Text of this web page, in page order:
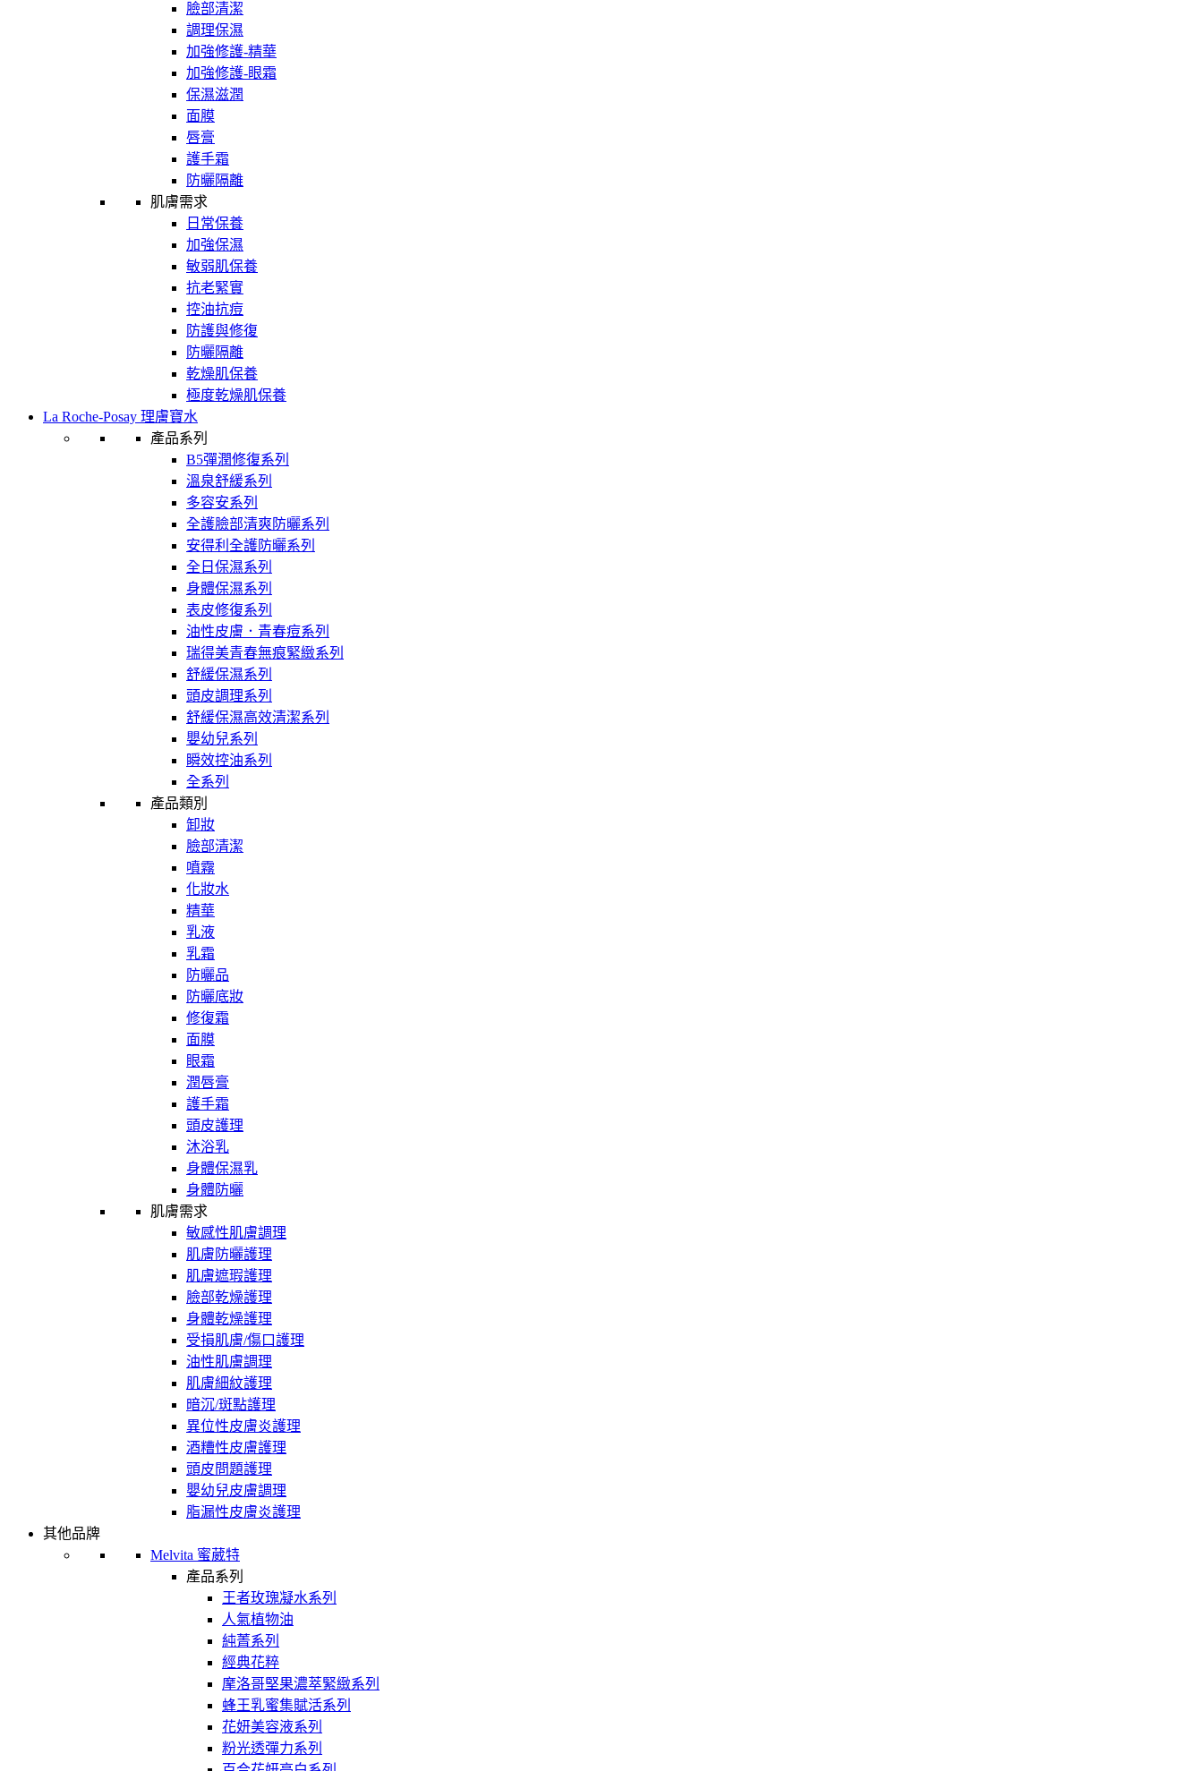
臉部清潔
調理保濕
加強修護-精華
加強修護-眼霜
保濕滋潤
面膜
唇膏
護手霜
防曬隔離
肌膚需求
日常保養
加強保濕
敏弱肌保養
抗老緊實
控油抗痘
防護與修復
防曬隔離
乾燥肌保養
極度乾燥肌保養
La Roche-Posay 理膚寶水
產品系列
B5彈潤修復系列
溫泉舒緩系列
多容安系列
全護臉部清爽防曬系列
安得利全護防曬系列
全日保濕系列
身體保濕系列
表皮修復系列
油性皮膚．青春痘系列
瑞得美青春無痕緊緻系列
舒緩保濕系列
頭皮調理系列
舒緩保濕高效清潔系列
嬰幼兒系列
瞬效控油系列
全系列
產品類別
卸妝
臉部清潔
噴霧
化妝水
精華
乳液
乳霜
防曬品
防曬底妝
修復霜
面膜
眼霜
潤唇膏
護手霜
頭皮護理
沐浴乳
身體保濕乳
身體防曬
肌膚需求
敏感性肌膚調理
肌膚防曬護理
肌膚遮瑕護理
臉部乾燥護理
身體乾燥護理
受損肌膚/傷口護理
油性肌膚調理
肌膚細紋護理
暗沉/斑點護理
異位性皮膚炎護理
酒糟性皮膚護理
頭皮問題護理
嬰幼兒皮膚調理
脂漏性皮膚炎護理
其他品牌
Melvita 蜜葳特
產品系列
王者玫瑰凝水系列
人氣植物油
純菁系列
經典花粹
摩洛哥堅果濃萃緊緻系列
蜂王乳蜜集賦活系列
花妍美容液系列
粉光透彈力系列